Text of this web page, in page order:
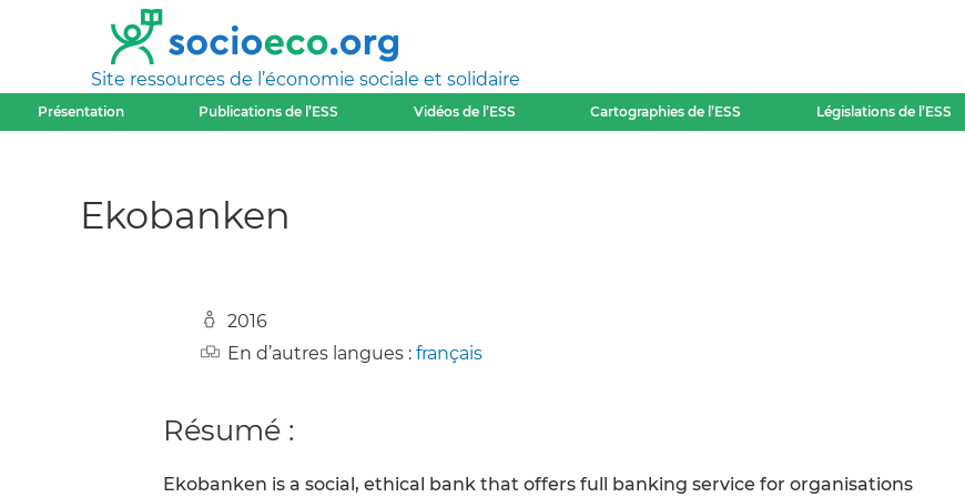
Site ressources de l’économie sociale et solidaire
Présentation Publications de l’ESS Vidéos de l’ESS Cartographies de l’ESS Législations de l’ESS
Ekobanken
2016
En d’autres langues : français
Résumé :
Ekobanken is a social, ethical bank that offers full banking service for organisations